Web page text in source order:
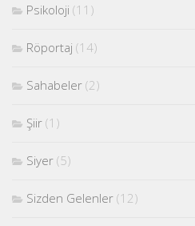
Psikoloji (11)
Röportaj (14)
Sahabeler (2)
Şiir (1)
Siyer (5)
Sizden Gelenler (12)